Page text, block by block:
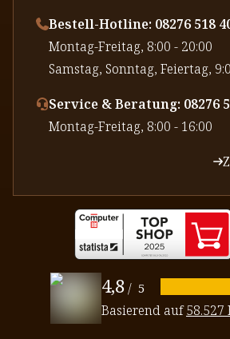
Bestell-Hotline: 08276 518
⁠Montag-Freitag, 8:00 - 20:00
⁠Samstag, Sonntag, Feiertag,
Service & Beratung: 08276
⁠Montag-Freitag, 8:00 - 16:00
4,8/ 5
Basierend auf